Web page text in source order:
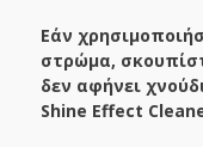
Εάν
στρώμα,
δεν αφήνει
Shine Effect